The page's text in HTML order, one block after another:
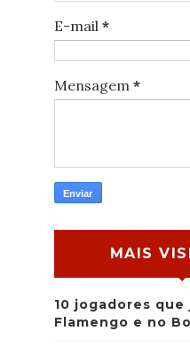
E-mail *
Mensagem *
MAIS
10 jogadores que
Flamengo e no